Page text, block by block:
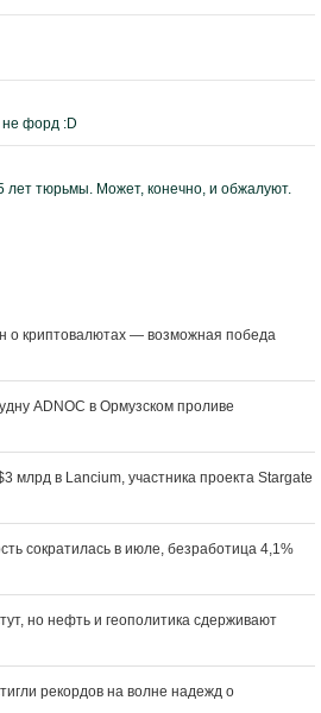
не форд :D
лет тюрьмы. Может, конечно, и обжалуют.
о криптовалютах — возможная победа
ADNOC в Ормузском проливе
млрд в Lancium, участника проекта Stargate
сократилась в июле, безработица 4,1%
но нефть и геополитика сдерживают
рекордов на волне надежд о